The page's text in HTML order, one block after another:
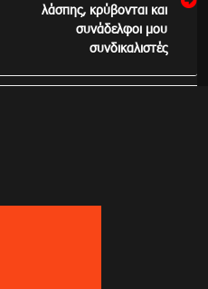
λάσπης, κρύβονται και
συνάδελφοι μου
συνδικαλιστές